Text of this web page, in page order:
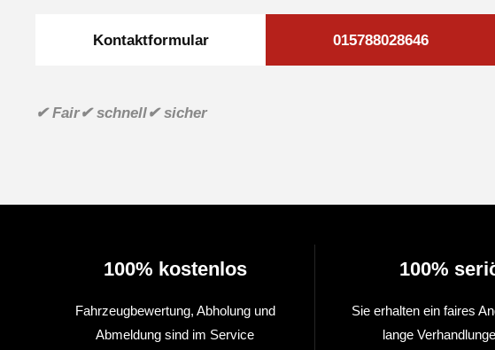
Kontaktformular 015788028646
✔ Fair✔ schnell✔ sicher
100% kostenlos
Fahrzeugbewertung, Abholung und
Abmeldung sind im Service
100%
Sie erhalten ein faires
lange